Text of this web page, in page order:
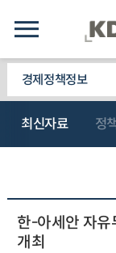
경제정책정보
최신자료 정
한-아세안 자
개최